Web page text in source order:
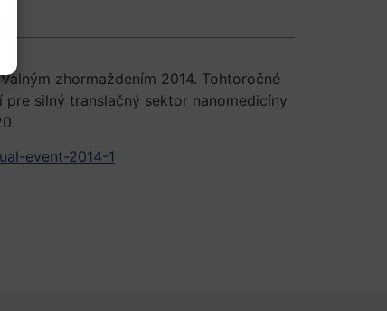
zhormaždením 2014. Tohtoročné
silný translačný sektor nanomedicíny
event-2014-1